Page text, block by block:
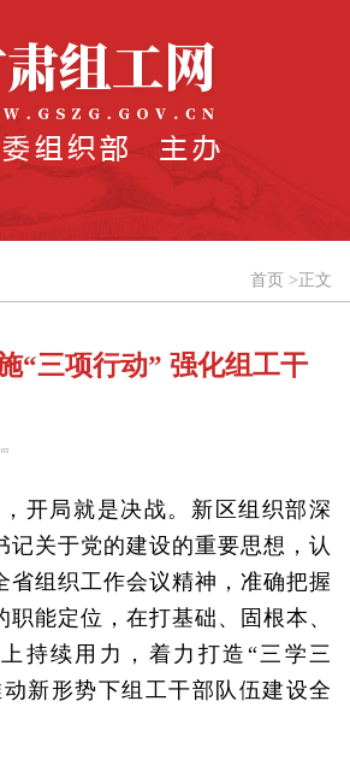
首页 > 正文
“三项行动” 强化组工干
开局就是决战。新区组织部深
记关于党的建设的重要思想，认
省组织工作会议精神，准确把握
职能定位，在打基础、固根本、
持续用力，着力打造“三学三
新形势下组工干部队伍建设全